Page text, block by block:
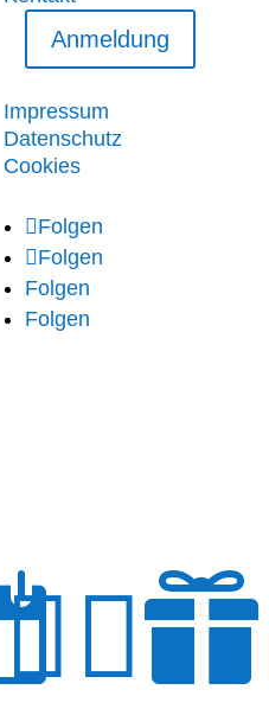
Anmeldung
Impressum
Datenschutz
Cookies
Folgen
Folgen
Folgen
Folgen
 